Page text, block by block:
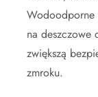
Wodoodporne
na deszczowe
zwiększą
zmroku.